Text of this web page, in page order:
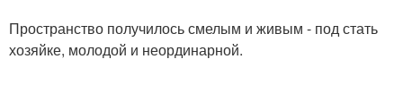
Пространство получилось смелым и живым - под стать
хозяйке, молодой и неординарной.